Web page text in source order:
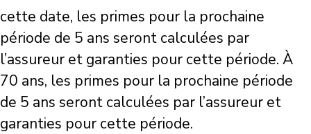
cette date, les primes pour la prochaine
période de 5 ans seront calculées par
l’assureur et garanties pour cette période. À
70 ans, les primes pour la prochaine période
de 5 ans seront calculées par l’assureur et
garanties pour cette période.